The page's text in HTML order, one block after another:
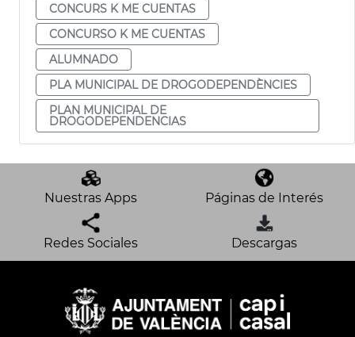
CONCURS K ME CUENTAS
CONCURSO K ME CUENTAS
ALUMNADO
PLA MUNICIPAL DE DROGODEPENDÈNCIES
PLAN MUNICIPAL DE
DROGODEPENDENCIAS
Nuestras Apps Páginas de Interés
Redes Sociales Descargas